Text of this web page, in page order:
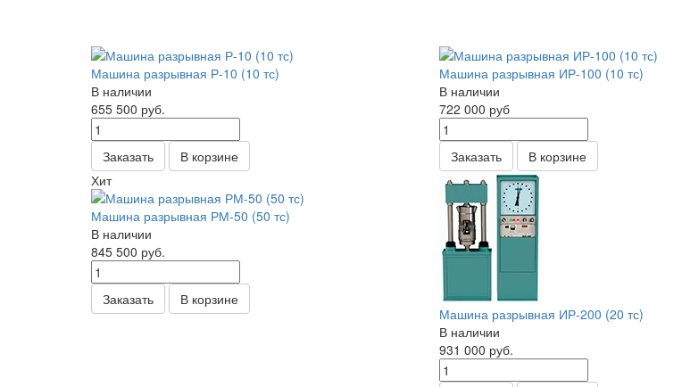
Машина разрывная Р-10 (10 тс)
В наличии
655 500 руб.
Заказать В корзине
Машина разрывная ИР-100 (10 тс)
В наличии
722 000 руб
Заказать В корзине
Хит
Машина разрывная РМ-50 (50 тс)
В наличии
845 500 руб.
Заказать
В корзине
Машина разрывная ИР-200 (20 тс)
В наличии
931 000 руб.